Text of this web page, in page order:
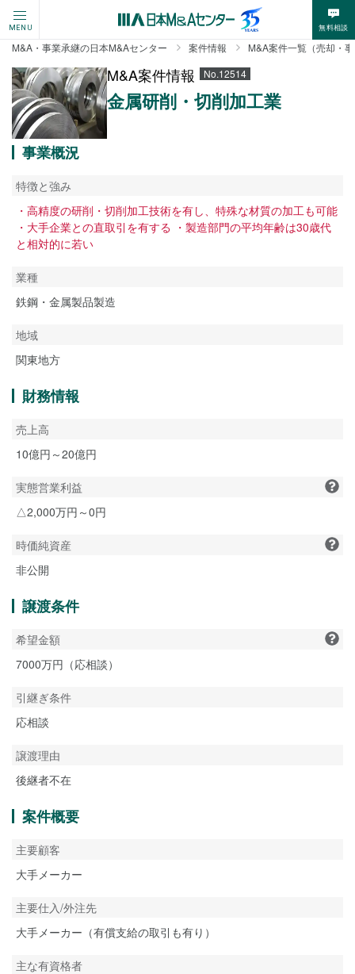
MENU 無料相談
M&A・事業承継の日本M&Aセンター 案件情報 M&A案件一覧（売却・
M&A案件情報 No.12514
金属研削・切削加工業
事業概況
特徴と強み
・高精度の研削・切削加工技術を有し、特殊な材質の加工も可能
・大手企業との直取引を有する ・製造部門の平均年齢は30歳代
と相対的に若い
業種
鉄鋼・金属製品製造
地域
関東地方
財務情報
売上高
10億円～20億円
実態営業利益
△2,000万円～0円
時価純資産
非公開
譲渡条件
希望金額
7000万円（応相談）
引継ぎ条件
応相談
譲渡理由
後継者不在
案件概要
主要顧客
大手メーカー
主要仕入/外注先
大手メーカー（有償支給の取引も有り）
主な有資格者